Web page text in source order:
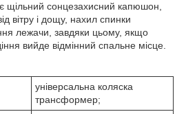
щільний сонцезахисний капюшон,
вітру і дощу, нахил спинки
лежачи, завдяки цьому, якщо
вийде відмінний спальне місце.
універсальна коляска
трансформер;